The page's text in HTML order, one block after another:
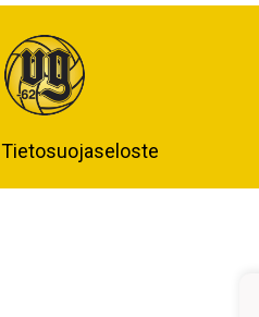
Tietosuojaseloste